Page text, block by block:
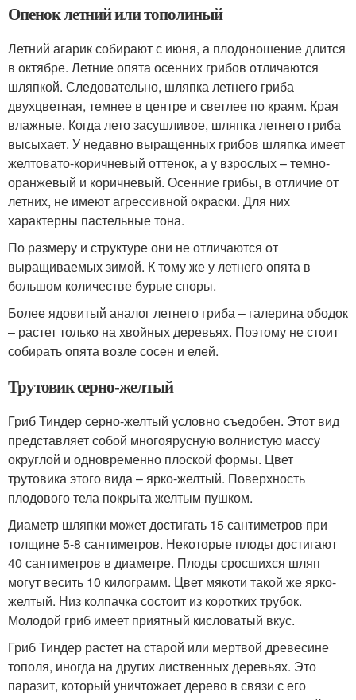
Опенок летний или тополиный
Летний агарик собирают с июня, а плодоношение длится
в октябре. Летние опята осенних грибов отличаются
шляпкой. Следовательно, шляпка летнего гриба
двухцветная, темнее в центре и светлее по краям. Края
влажные. Когда лето засушливое, шляпка летнего гриба
высыхает. У недавно выращенных грибов шляпка имеет
желтовато-коричневый оттенок, а у взрослых – темно-
оранжевый и коричневый. Осенние грибы, в отличие от
летних, не имеют агрессивной окраски. Для них
характерны пастельные тона.
По размеру и структуре они не отличаются от
выращиваемых зимой. К тому же у летнего опята в
большом количестве бурые споры.
Более ядовитый аналог летнего гриба – галерина ободок
– растет только на хвойных деревьях. Поэтому не стоит
собирать опята возле сосен и елей.
Трутовик серно-желтый
Гриб Тиндер серно-желтый условно съедобен. Этот вид
представляет собой многоярусную волнистую массу
округлой и одновременно плоской формы. Цвет
трутовика этого вида – ярко-желтый. Поверхность
плодового тела покрыта желтым пушком.
Диаметр шляпки может достигать 15 сантиметров при
толщине 5-8 сантиметров. Некоторые плоды достигают
40 сантиметров в диаметре. Плоды сросшихся шляп
могут весить 10 килограмм. Цвет мякоти такой же ярко-
желтый. Низ колпачка состоит из коротких трубок.
Молодой гриб имеет приятный кисловатый вкус.
Гриб Тиндер растет на старой или мертвой древесине
тополя, иногда на других лиственных деревьях. Это
паразит, который уничтожает дерево в связи с его